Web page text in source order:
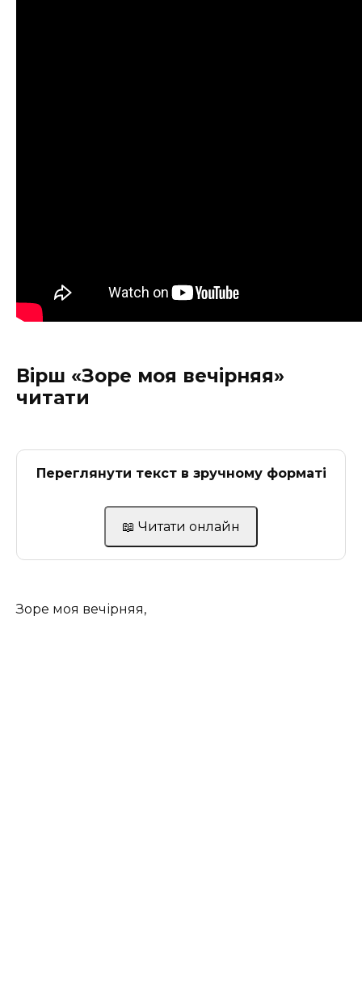
Вірш «Зоре моя вечірняя»
читати
Переглянути текст в зручному форматі
📖 Читати онлайн
Зоре моя вечірняя,